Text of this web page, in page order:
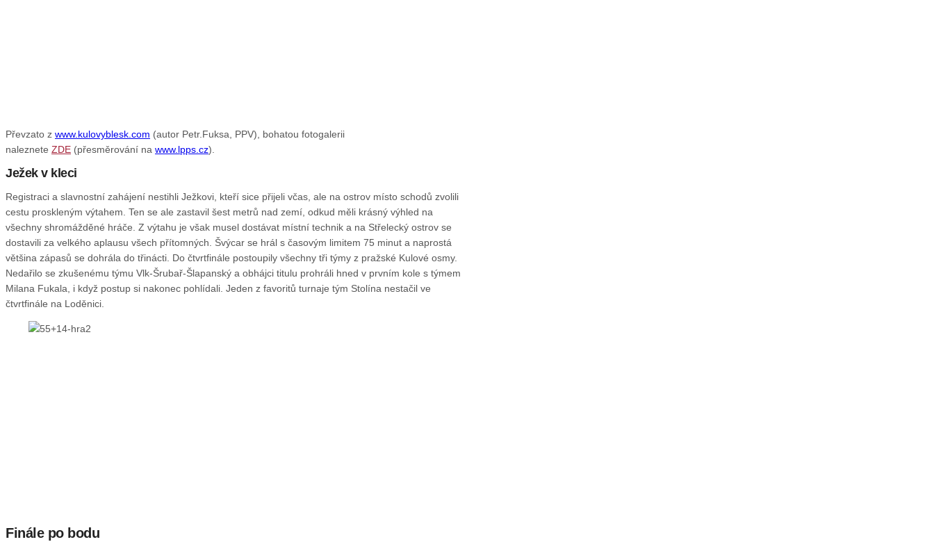
Převzato z www.kulovyblesk.com (autor Petr.Fuksa, PPV), bohatou fotogalerii
naleznete ZDE (přesměrování na www.lpps.cz).
Ježek v kleci
Registraci a slavnostní zahájení nestihli Ježkovi, kteří sice přijeli včas, ale na ostrov místo schodů zvolili
cestu proskleným výtahem. Ten se ale zastavil šest metrů nad zemí, odkud měli krásný výhled na
všechny shromážděné hráče. Z výtahu je však musel dostávat místní technik a na Střelecký ostrov se
dostavili za velkého aplausu všech přítomných. Švýcar se hrál s časovým limitem 75 minut a naprostá
většina zápasů se dohrála do třinácti. Do čtvrtfinále postoupily všechny tři týmy z pražské Kulové osmy.
Nedařilo se zkušenému týmu Vlk-Šrubař-Šlapanský a obhájci titulu prohráli hned v prvním kole s týmem
Milana Fukala, i když postup si nakonec pohlídali. Jeden z favoritů turnaje tým Stolína nestačil ve
čtvrtfinále na Loděnici.
Finále po bodu